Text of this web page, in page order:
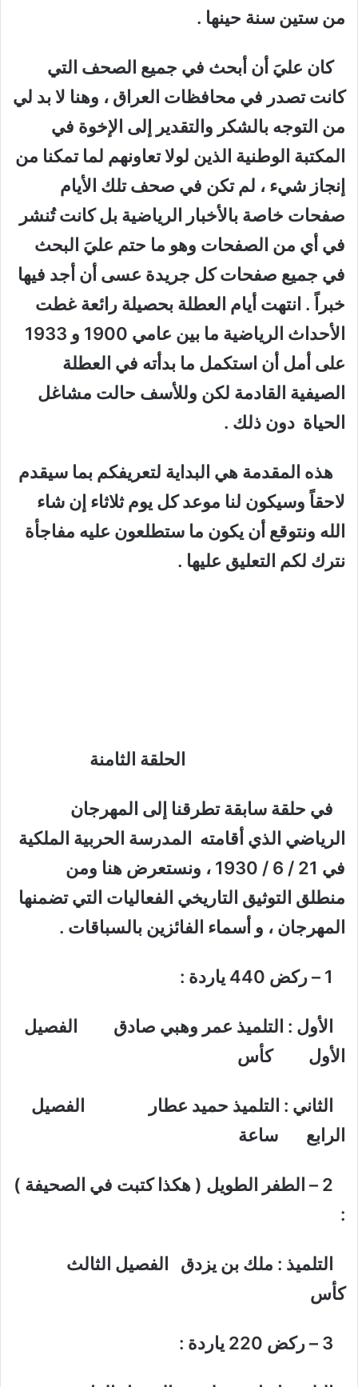
من ستين سنة حينها .
كان عليَ أن أبحث في جميع الصحف التي
كانت تصدر في محافظات العراق ، وهنا لا بد لي
من التوجه بالشكر والتقدير إلى الإخوة في
المكتبة الوطنية الذين لولا تعاونهم لما تمكنا من
إنجاز شيء ، لم تكن في صحف تلك الأيام
صفحات خاصة بالأخبار الرياضية بل كانت تُنشر
في أي من الصفحات وهو ما حتم عليَ البحث
في جميع صفحات كل جريدة عسى أن أجد فيها
خبراً . انتهت أيام العطلة بحصيلة رائعة غطت
الأحداث الرياضية ما بين عامي 1900 و 1933
على أمل أن استكمل ما بدأته في العطلة
الصيفية القادمة لكن وللأسف حالت مشاغل
الحياة دون ذلك .
هذه المقدمة هي البداية لتعريفكم بما سيقدم
لاحقاً وسيكون لنا موعد كل يوم ثلاثاء إن شاء
الله ونتوقع أن يكون ما ستطلعون عليه مفاجأة
نترك لكم التعليق عليها .
الحلقة الثامنة
في حلقة سابقة تطرقنا إلى المهرجان
الرياضي الذي أقامته المدرسة الحربية الملكية
في 21 / 6 / 1930 ، ونستعرض هنا ومن
منطلق التوثيق التاريخي الفعاليات التي تضمنها
المهرجان ، و أسماء الفائزين بالسباقات .
الأول : التلميذ عمر وهبي صادق الفصيل
الأول كأس
الثاني : التلميذ حميد عطار الفصيل
الرابع ساعة
2 – الطفر الطويل ( هكذا كتبت في الصحيفة )
:
التلميذ : ملك بن يزدق الفصيل الثالث
كأس